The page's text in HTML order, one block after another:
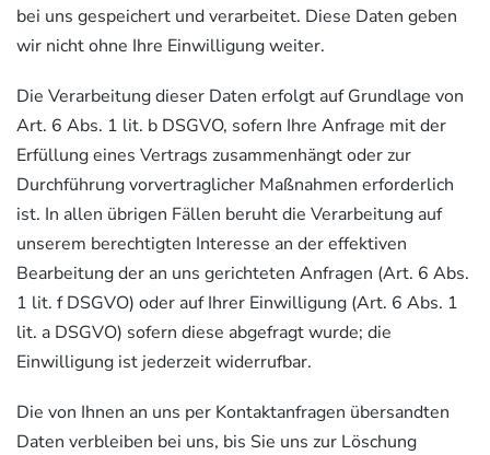
bei uns gespeichert und verarbeitet. Diese Daten geben
wir nicht ohne Ihre Einwilligung weiter.
Die Verarbeitung dieser Daten erfolgt auf Grundlage von
Art. 6 Abs. 1 lit. b DSGVO, sofern Ihre Anfrage mit der
Erfüllung eines Vertrags zusammenhängt oder zur
Durchführung vorvertraglicher Maßnahmen erforderlich
ist. In allen übrigen Fällen beruht die Verarbeitung auf
unserem berechtigten Interesse an der effektiven
Bearbeitung der an uns gerichteten Anfragen (Art. 6 Abs.
1 lit. f DSGVO) oder auf Ihrer Einwilligung (Art. 6 Abs. 1
lit. a DSGVO) sofern diese abgefragt wurde; die
Einwilligung ist jederzeit widerrufbar.
Die von Ihnen an uns per Kontaktanfragen übersandten
Daten verbleiben bei uns, bis Sie uns zur Löschung